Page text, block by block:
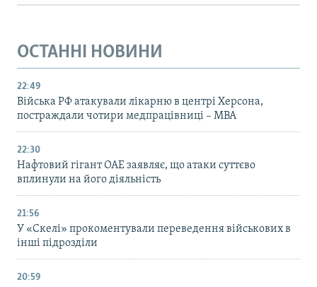
ОСТАННІ НОВИНИ
22:49
Війська РФ атакували лікарню в центрі Херсона,
постраждали чотири медпрацівниці – МВА
22:30
Нафтовий гігант ОАЕ заявляє, що атаки суттєво
вплинули на його діяльність
21:56
У «Скелі» прокоментували переведення військових в
інші підрозділи
20:59